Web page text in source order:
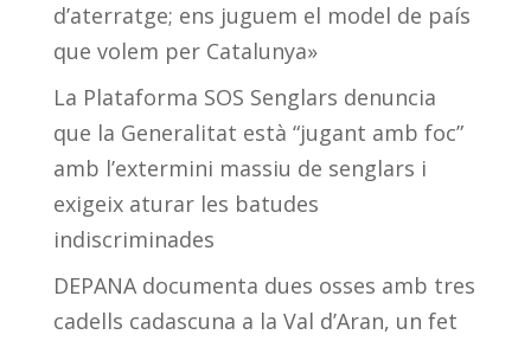
d’aterratge; ens juguem el model de país
que volem per Catalunya»
La Plataforma SOS Senglars denuncia
que la Generalitat està “jugant amb foc”
amb l’extermini massiu de senglars i
exigeix aturar les batudes
indiscriminades
DEPANA documenta dues osses amb tres
cadells cadascuna a la Val d’Aran, un fet